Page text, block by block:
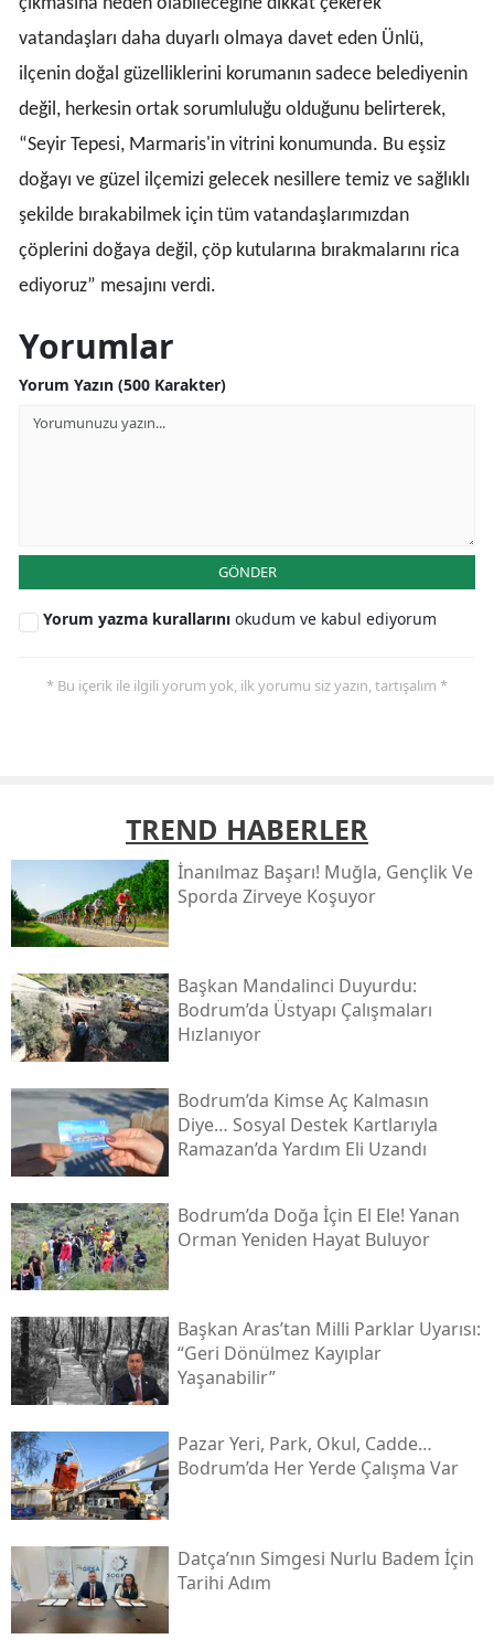
vatandaşları daha duyarlı olmaya davet eden Ünlü,
ilçenin doğal güzelliklerini korumanın sadece belediyenin
değil, herkesin ortak sorumluluğu olduğunu belirterek,
“Seyir Tepesi, Marmaris'in vitrini konumunda. Bu eşsiz
doğayı ve güzel ilçemizi gelecek nesillere temiz ve sağlıklı
şekilde bırakabilmek için tüm vatandaşlarımızdan
çöplerini doğaya değil, çöp kutularına bırakmalarını rica
ediyoruz” mesajını verdi.
Yorumlar
Yorum Yazın (500 Karakter)
GÖNDER
Yorum yazma kurallarını okudum ve kabul ediyorum
* Bu içerik ile ilgili yorum yok, ilk yorumu siz yazın, tartışalım *
TREND HABERLER
İnanılmaz Başarı! Muğla, Gençlik Ve
Sporda Zirveye Koşuyor
Başkan Mandalinci Duyurdu:
Bodrum’da Üstyapı Çalışmaları
Hızlanıyor
Bodrum’da Kimse Aç Kalmasın
Diye… Sosyal Destek Kartlarıyla
Ramazan’da Yardım Eli Uzandı
Bodrum’da Doğa İçin El Ele! Yanan
Orman Yeniden Hayat Buluyor
Başkan Aras’tan Milli Parklar Uyarısı:
“geri Dönülmez Kayıplar
Yaşanabilir”
Pazar Yeri, Park, Okul, Cadde…
Bodrum’da Her Yerde Çalışma Var
Datça’nın Simgesi Nurlu Badem İçin
Tarihi Adım